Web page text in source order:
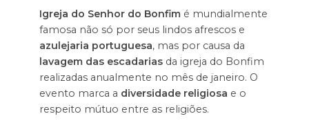
Igreja do Senhor do Bonfim é mundialmente
famosa não só por seus lindos afrescos e
azulejaria portuguesa, mas por causa da
lavagem das escadariasda igreja do Bonfim
realizadas anualmente no mês de janeiro. O
evento marca a diversidade religiosa e o
respeito mútuo entre as religiões.